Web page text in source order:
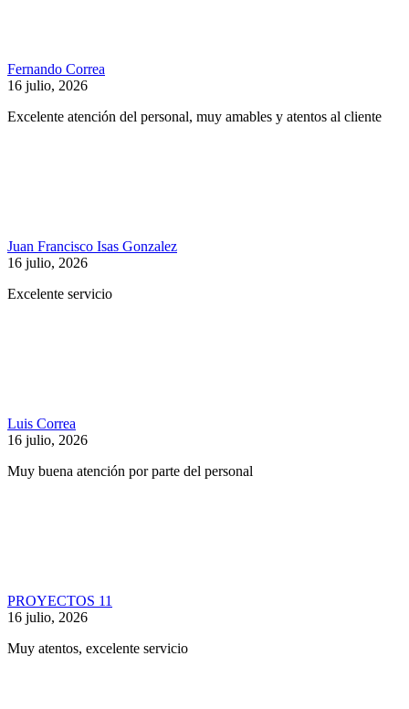
Fernando Correa
16 julio, 2026
Excelente atención del personal, muy amables y atentos al cliente
Juan Francisco Isas Gonzalez
16 julio, 2026
Excelente servicio
Luis Correa
16 julio, 2026
Muy buena atención por parte del personal
PROYECTOS 11
16 julio, 2026
Muy atentos, excelente servicio